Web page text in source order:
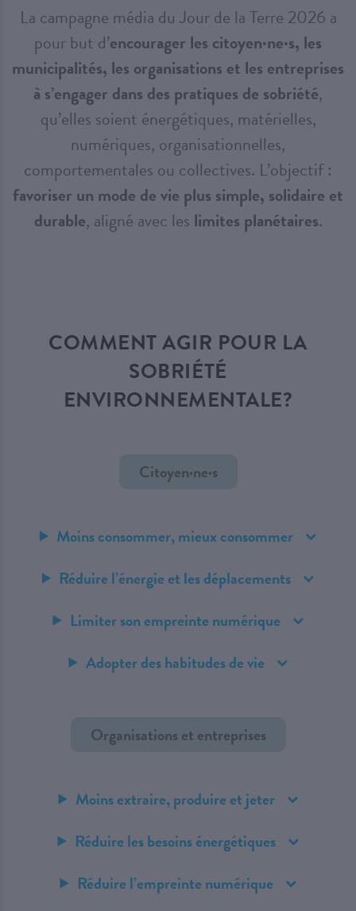
La campagne média du Jour de la Terre 2026 a
pour but d’encourager les citoyen·ne·s, les
municipalités, les organisations et les entreprises
à s’engager dans des pratiques de sobriété,
qu’elles soient énergétiques, matérielles,
numériques, organisationnelles,
comportementales ou collectives. L’objectif :
favoriser un mode de vie plus simple, solidaire et
durable, aligné avec les limites planétaires.
COMMENT AGIR POUR LA
SOBRIÉTÉ
ENVIRONNEMENTALE?
Citoyen·ne·s
Moins consommer, mieux consommer
Réduire l’énergie et les déplacements
Limiter son empreinte numérique
Adopter des habitudes de vie
Organisations et entreprises
Moins extraire, produire et jeter
Réduire les besoins énergétiques
Réduire l’empreinte numérique